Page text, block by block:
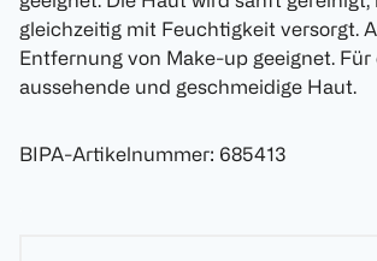
gleichzeitig mit Feuchtigkeit versorgt.
Entfernung von Make-up geeignet. Für
aussehende und geschmeidige Haut.
BIPA-Artikelnummer: 685413